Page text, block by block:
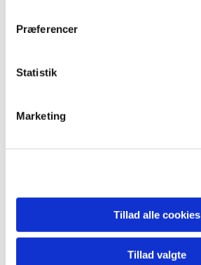
Præferencer
Statistik
Marketing
Tillad alle cookies
Tillad valgte
GOLDEN MOMENTUM 70x90 cm